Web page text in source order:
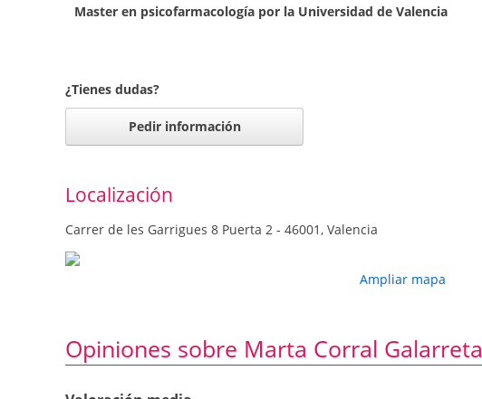
Master en psicofarmacología por la Universidad de Valencia
¿Tienes dudas?
Pedir información
Localización
Carrer de les Garrigues 8 Puerta 2 - 46001, Valencia
Ampliar mapa
Opiniones sobre Marta Corral Galarreta